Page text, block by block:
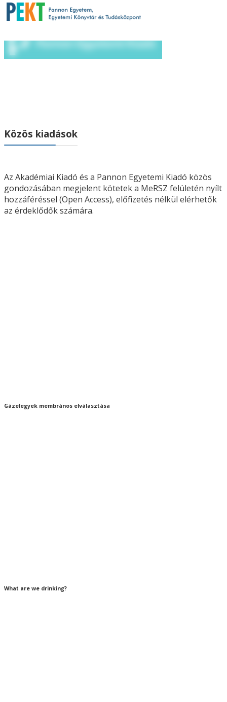
Közös kiadások
Az Akadémiai Kiadó és a Pannon Egyetemi Kiadó közös
gondozásában megjelent kötetek a MeRSZ felületén nyílt
hozzáféréssel (Open Access), előfizetés nélkül elérhetők
az érdeklődők számára.
Gázelegyek membrános elválasztása
What are we drinking?